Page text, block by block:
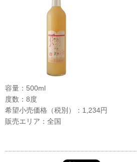
容量：500ml
度数：8度
希望小売価格（税別）：1,234円
販売エリア：全国